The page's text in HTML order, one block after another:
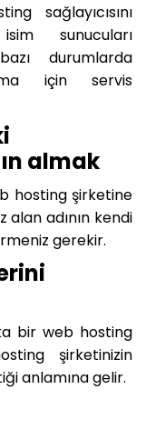
sağlayıcısını
sunucuları
durumlarda
için servis
almak
hosting şirketine
adının kendi
gerekir.
bir web hosting
şirketinizin
anlamına gelir.